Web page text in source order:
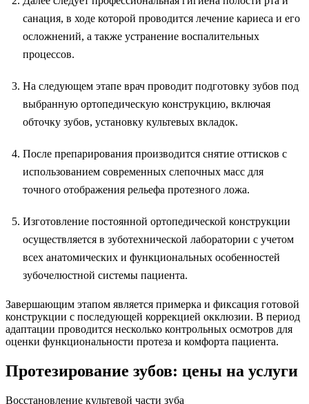
санация, в ходе которой проводится лечение кариеса и его
осложнений, а также устранение воспалительных
процессов.
На следующем этапе врач проводит подготовку зубов под
выбранную ортопедическую конструкцию, включая
обточку зубов, установку культевых вкладок.
После препарирования производится снятие оттисков с
использованием современных слепочных масс для
точного отображения рельефа протезного ложа.
Изготовление постоянной ортопедической конструкции
осуществляется в зуботехнической лаборатории с учетом
всех анатомических и функциональных особенностей
зубочелюстной системы пациента.
Завершающим этапом является примерка и фиксация готовой
конструкции с последующей коррекцией окклюзии. В период
адаптации проводится несколько контрольных осмотров для
оценки функциональности протеза и комфорта пациента.
Протезирование зубов: цены на услуги
Восстановление культевой части зуба